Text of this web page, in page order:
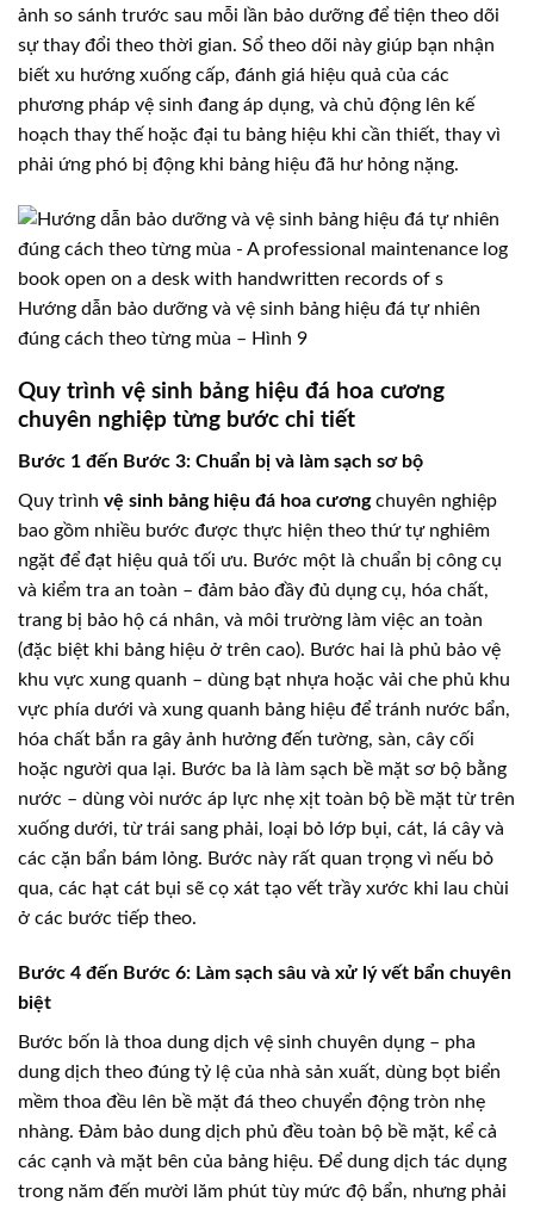
ảnh so sánh trước sau mỗi lần bảo dưỡng để tiện theo dõi
sự thay đổi theo thời gian. Sổ theo dõi này giúp bạn nhận
biết xu hướng xuống cấp, đánh giá hiệu quả của các
phương pháp vệ sinh đang áp dụng, và chủ động lên kế
hoạch thay thế hoặc đại tu bảng hiệu khi cần thiết, thay vì
phải ứng phó bị động khi bảng hiệu đã hư hỏng nặng.
Hướng dẫn bảo dưỡng và vệ sinh bảng hiệu đá tự nhiên
đúng cách theo từng mùa – Hình 9
Quy trình vệ sinh bảng hiệu đá hoa cương
chuyên nghiệp từng bước chi tiết
Bước 1 đến Bước 3: Chuẩn bị và làm sạch sơ bộ
Quy trình vệ sinh bảng hiệu đá hoa cươngchuyên nghiệp
bao gồm nhiều bước được thực hiện theo thứ tự nghiêm
ngặt để đạt hiệu quả tối ưu. Bước một là chuẩn bị công cụ
và kiểm tra an toàn – đảm bảo đầy đủ dụng cụ, hóa chất,
trang bị bảo hộ cá nhân, và môi trường làm việc an toàn
(đặc biệt khi bảng hiệu ở trên cao). Bước hai là phủ bảo vệ
khu vực xung quanh – dùng bạt nhựa hoặc vải che phủ khu
vực phía dưới và xung quanh bảng hiệu để tránh nước bẩn,
hóa chất bắn ra gây ảnh hưởng đến tường, sàn, cây cối
hoặc người qua lại. Bước ba là làm sạch bề mặt sơ bộ bằng
nước – dùng vòi nước áp lực nhẹ xịt toàn bộ bề mặt từ trên
xuống dưới, từ trái sang phải, loại bỏ lớp bụi, cát, lá cây và
các cặn bẩn bám lỏng. Bước này rất quan trọng vì nếu bỏ
qua, các hạt cát bụi sẽ cọ xát tạo vết trầy xước khi lau chùi
ở các bước tiếp theo.
Bước 4 đến Bước 6: Làm sạch sâu và xử lý vết bẩn chuyên
biệt
Bước bốn là thoa dung dịch vệ sinh chuyên dụng – pha
dung dịch theo đúng tỷ lệ của nhà sản xuất, dùng bọt biển
mềm thoa đều lên bề mặt đá theo chuyển động tròn nhẹ
nhàng. Đảm bảo dung dịch phủ đều toàn bộ bề mặt, kể cả
các cạnh và mặt bên của bảng hiệu. Để dung dịch tác dụng
trong năm đến mười lăm phút tùy mức độ bẩn, nhưng phải